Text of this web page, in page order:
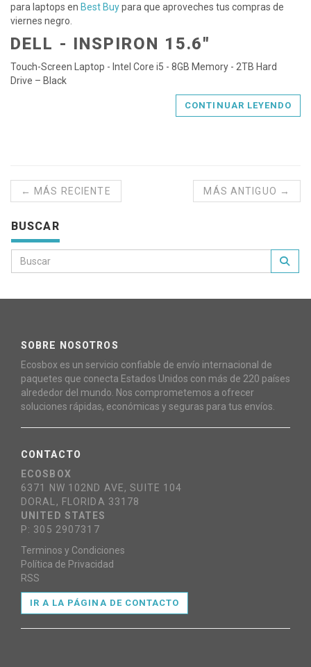
para laptops en Best Buypara que aproveches tus compras de
viernes negro.
DELL - INSPIRON 15.6"
Touch-Screen Laptop - Intel Core i5 - 8GB Memory - 2TB Hard
Drive – Black
CONTINUAR LEYENDO
← MÁS RECIENTE MÁS ANTIGUO →
BUSCAR
SOBRE NOSOTROS
Ecosbox es un servicio confiable de envío internacional de
paquetes que conecta Estados Unidos con más de 220 países
alrededor del mundo. Nos comprometemos a ofrecer
soluciones rápidas, económicas y seguras para tus envíos.
CONTACTO
ECOSBOX
6371 NW 102ND AVE, SUITE 104
DORAL, FLORIDA 33178
UNITED STATES
P: 305 2907317
Terminos y Condiciones
Política de Privacidad
RSS
IR A LA PÁGINA DE CONTACTO